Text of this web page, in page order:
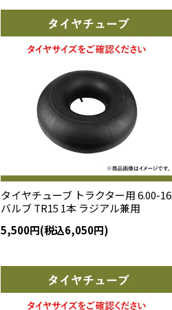
タイヤチューブ トラクター用 6.00-16
バルブ TR15 1本 ラジアル兼用
5,500円(税込6,050円)